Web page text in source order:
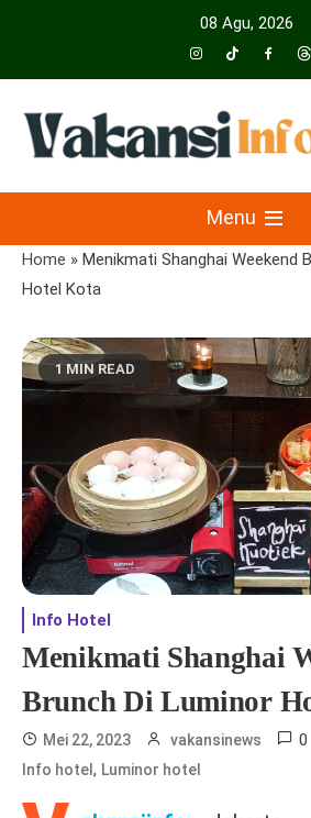
08 Agu, 2026
VakansiinfoMenu
Home » Menikmati Shanghai Weekend
Hotel Kota
1 MIN READ
Info Hotel
Menikmati Shanghai
Brunch Di Luminor
Mei 22, 2023 vakansinews 0
Info hotel, Luminor hotel